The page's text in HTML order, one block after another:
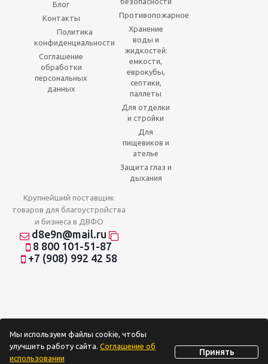
Блог
Контакты
Политика
конфиденциальности
Соглашение
обработки
персональных
данных
Противопожарное
Хранение
воды и
жидкостей:
емкости,
еврокубы,
септики,
паллеты
Для отделки
и стройки
Для
пищевиков и
ателье
Защита глаз и
дыхания
Крупнейший поставщик
товаров для благоустройства
и бизнеса в ДВФО
d8e9n@mail.ru
8 800 101-51-87
+7 (908) 992 42 58
Мы используем файлы cookie, чтобы
улучшить работу сайта. Соглашение об
использовании
Принять